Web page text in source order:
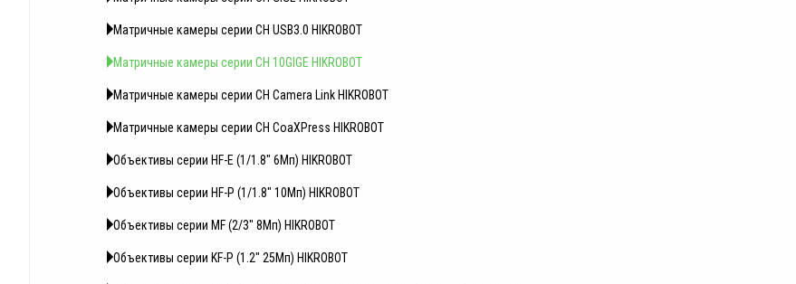
Матричные камеры серии CH USB3.0 HIKROBOT
Матричные камеры серии CH 10GIGE HIKROBOT
Матричные камеры серии CH Camera Link HIKROBOT
Матричные камеры серии CH CoaXPress HIKROBOT
Объективы серии HF-E (1/1.8" 6Мп) HIKROBOT
Объективы серии HF-P (1/1.8" 10Мп) HIKROBOT
Объективы серии MF (2/3" 8Мп) HIKROBOT
Объективы серии KF-P (1.2" 25Мп) HIKROBOT